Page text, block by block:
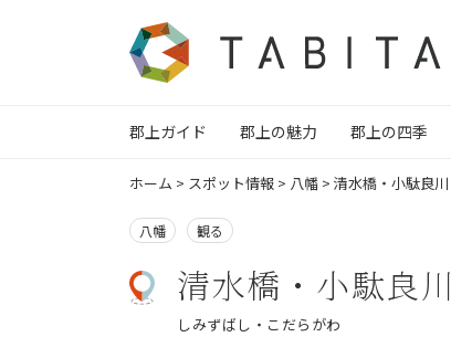
郡上ガイド 郡上の魅力 郡上の四季
ホーム > スポット情報 > 八幡 > 清水橋・小駄良川
八幡 観る
清水橋・小駄良川
しみずばし・こだらがわ